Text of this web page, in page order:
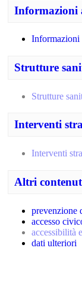
Informazioni
Informazioni
Strutture
Strutture
Interventi
Interventi
Altri
prevenzione
accesso
accessibilità
dati ulteriori